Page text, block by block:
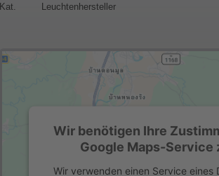
Kat.
Leuchtenhersteller
Wir benötigen Ihre
Google Maps-Service
Wir verwenden einen Service eines